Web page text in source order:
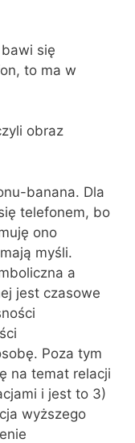
bawi się
to ma w
obraz
banana. Dla
telefonem, bo
ono
myśli.
a
jest czasowe
Poza tym
na temat relacji
i jest to 3)
wyższego